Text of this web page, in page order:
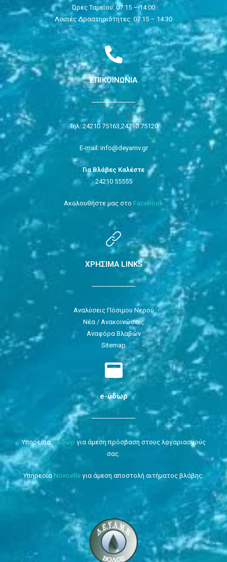
Ώρες Ταμείου: 07:15 – 14:00
Λοιπές Δραστηριότητες: 07:15 – 14:30
ΕΠΙΚΟΙΝΩΝΙΑ
Τηλ: 24210 75163, 24210 75120
E-mail: info@deyamv.gr
Για Βλάβες Καλέστε
24210 55555
Ακολουθήστε μας στο Facebook
ΧΡΗΣΙΜΑ LINKS
Αναλύσεις Πόσιμου Νερού
Νέα / Ανακοινώσεις
Αναφόρα Βλαβών
Sitemap
e-ύδωρ
Υπηρεσίαe-ύδωρ για άμεση πρόσβαση στους λογαριασμούς
σας.
Υπηρεσία Novoville για άμεση αποστολή αιτήματος βλάβης.